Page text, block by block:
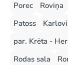
Porec
Roviņa
Patoss
par. Krēta -
Rodas sala